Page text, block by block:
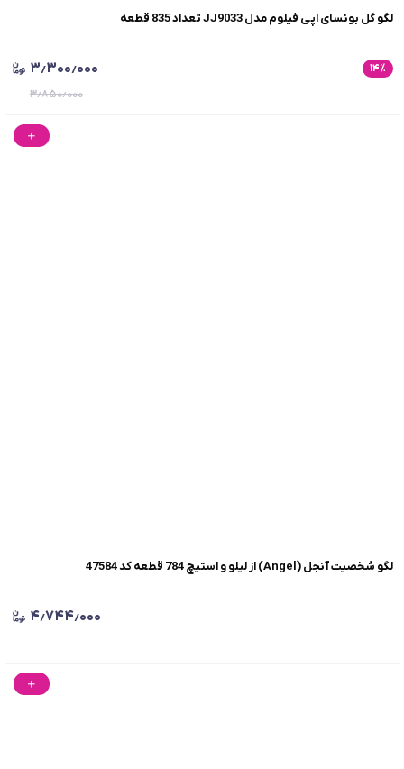
لگو گل بونسای اپی فیلوم مدل JJ9033 تعداد 835 قطعه
۱۴٪ ۳٫۳۰۰٫۰۰۰
۳٫۸۵۰٫۰۰۰
لگو شخصیت آنجل (Angel) از لیلو و استیچ 784 قطعه کد 47584
۴٫۷۴۴٫۰۰۰